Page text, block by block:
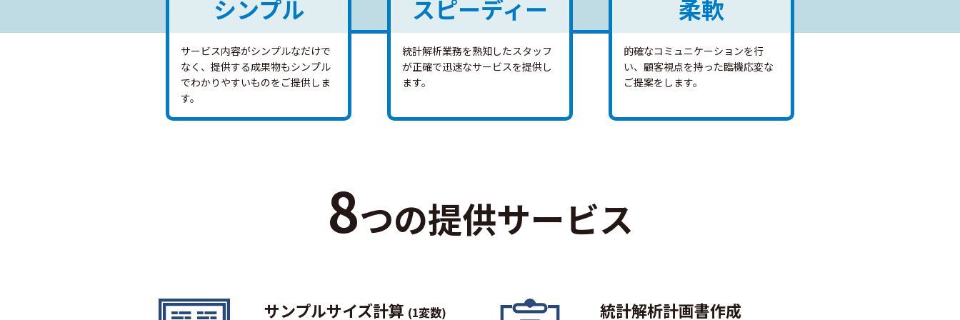
シンプル
サービス内容がシンプルなだけで
なく、提供する成果物もシンプル
でわかりやすいものをご提供しま
す。
スピーディー
統計解析業務を熟知したスタッフ
が正確で迅速なサービスを提供し
ます。
柔軟
的確なコミュニケーションを行
い、顧客視点を持った臨機応変な
ご提案をします。
8つの提供サービス
サンプルサイズ計算 (1変数) 統計解析計画書作成